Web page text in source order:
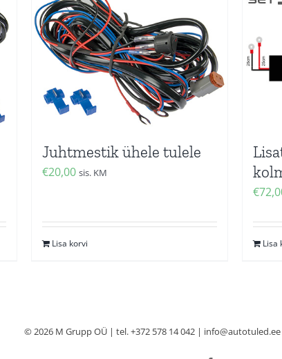
Juhtmestik ühele tulele
€20,00 sis. KM
Lisa korvi
€
Lisa
© 2026 M Grupp OÜ | tel. +372 578 14 042 |